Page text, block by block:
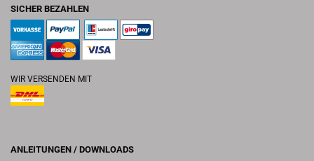
SICHER BEZAHLEN
WIR VERSENDEN MIT
ANLEITUNGEN / DOWNLOADS